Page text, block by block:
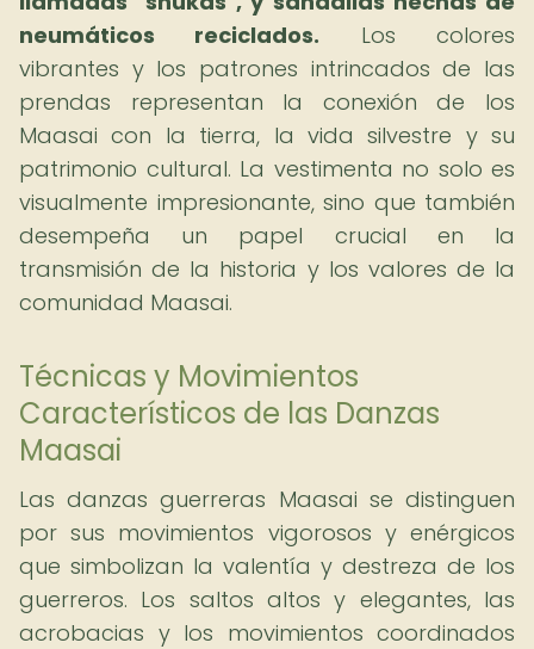
neumáticos reciclados. Los colores
vibrantes y los patrones intrincados de las
prendas representan la conexión de los
Maasai con la tierra, la vida silvestre y su
patrimonio cultural. La vestimenta no solo es
visualmente impresionante, sino que también
desempeña un papel crucial en la
transmisión de la historia y los valores de la
comunidad Maasai.
Técnicas y Movimientos
Característicos de las Danzas
Maasai
Las danzas guerreras Maasai se distinguen
por sus movimientos vigorosos y enérgicos
que simbolizan la valentía y destreza de los
guerreros. Los saltos altos y elegantes, las
acrobacias y los movimientos coordinados